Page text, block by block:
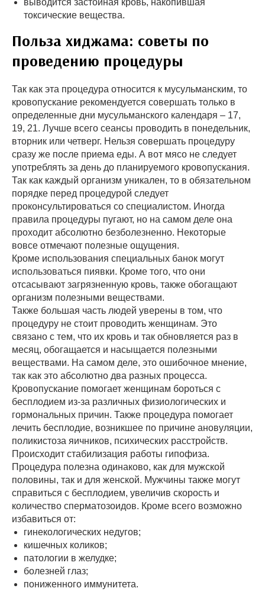
токсические вещества.
Польза хиджама: советы по
проведению процедуры
Так как эта процедура относится к мусульманским, то
кровопускание рекомендуется совершать только в
определенные дни мусульманского календаря – 17,
19, 21. Лучше всего сеансы проводить в понедельник,
вторник или четверг. Нельзя совершать процедуру
сразу же после приема еды. А вот мясо не следует
употреблять за день до планируемого кровопускания.
Так как каждый организм уникален, то в обязательном
порядке перед процедурой следует
проконсультироваться со специалистом. Иногда
правила процедуры пугают, но на самом деле она
проходит абсолютно безболезненно. Некоторые
вовсе отмечают полезные ощущения.
Кроме использования специальных банок могут
использоваться пиявки. Кроме того, что они
отсасывают загрязненную кровь, также обогащают
организм полезными веществами.
Также большая часть людей уверены в том, что
процедуру не стоит проводить женщинам. Это
связано с тем, что их кровь и так обновляется раз в
месяц, обогащается и насыщается полезными
веществами. На самом деле, это ошибочное мнение,
так как это абсолютно два разных процесса.
Кровопускание помогает женщинам бороться с
бесплодием из-за различных физиологических и
гормональных причин. Также процедура помогает
лечить бесплодие, возникшее по причине ановуляции,
поликистоза яичников, психических расстройств.
Происходит стабилизация работы гипофиза.
Процедура полезна одинаково, как для мужской
половины, так и для женской. Мужчины также могут
справиться с бесплодием, увеличив скорость и
количество сперматозоидов. Кроме всего возможно
избавиться от:
гинекологических недугов;
кишечных коликов;
патологии в желудке;
болезней глаз;
пониженного иммунитета.